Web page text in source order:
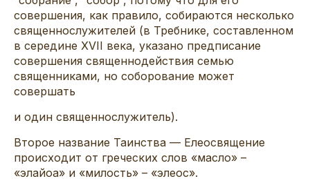
совершения, как правило, собираются несколько
священнослужителей (в Требнике, составленном
в середине XVII века, указано предписание
совершения священнодействия семью
священниками, но соборование может
совершать
и один священнослужитель).
Второе название Таинства — Елеосвящение
происходит от греческих слов «масло» –
«элайоа» и «милость» – «элеос».